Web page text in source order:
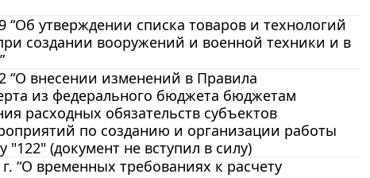
утверждении списка товаров и технологий
создании вооружений и военной техники и в
“О внесении изменений в Правила
из федерального бюджета бюджетам
расходных обязательств субъектов
по созданию и организации работы
(документ не вступил в силу)
“О временных требованиях к расчету